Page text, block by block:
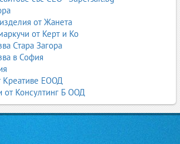
да издържат на големи натоварвания и да
на камиони
стендове за ремаркета.
превозни средства е критичен за
на гориво.
22.5"
от Жанета
от Керт и Ко
Стара Загора
в София
Креативе ЕООД
от Консултинг Б ООД